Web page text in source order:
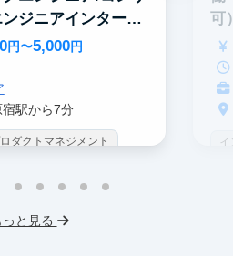
ジニアインター
円〜5,000円
駅から7分
ダクトマネジメント
可
っと見る